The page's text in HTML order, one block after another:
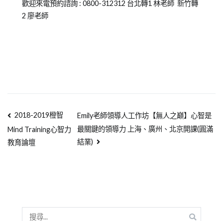
歡迎來電預約諮詢 : 0800-312312 台北轉1 林老師 新竹轉
2 廖老師
2018-2019橙智
Mind Training心智力
教育論壇
Emily老師領導人工作坊【無人之巔】心智是
最關鍵的領導力 上海、廣州、北京開課(圓滿
結業)